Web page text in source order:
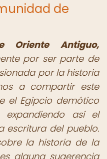
de
Oriente Antiguo,
por ser parte de
por la historia
a compartir este
el Egipcio demótico
expandiendo así el
escritura del pueblo.
la historia de la
alguna sugerencia